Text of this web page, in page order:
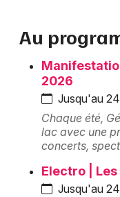
Sports
Soirées
Sorties famille
Expos
Sorties & loisirs
Paris
Strasbourg
Toulouse
Toutes les villes
Au
2026
Jusqu'au
Chaque été,
lac avec une
concerts,
Electro |
Jusqu'au